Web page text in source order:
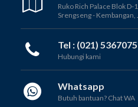
Ruko Rich Palace Blok
Srengseng -
Tel : (021)
Hubungi kami
Whatsapp
Butuh bantuan? Chat WA